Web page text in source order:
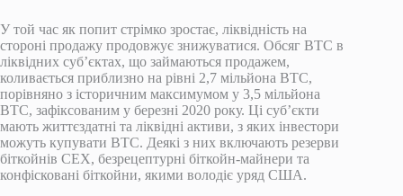
У той час як попит стрімко зростає, ліквідність на
стороні продажу продовжує знижуватися. Обсяг BTC в
ліквідних суб’єктах, що займаються продажем,
коливається приблизно на рівні 2,7 мільйона BTC,
порівняно з історичним максимумом у 3,5 мільйона
BTC, зафіксованим у березні 2020 року. Ці суб’єкти
мають життєздатні та ліквідні активи, з яких інвестори
можуть купувати BTC. Деякі з них включають резерви
біткойнів CEX, безрецептурні біткойн-майнери та
конфісковані біткойни, якими володіє уряд США.